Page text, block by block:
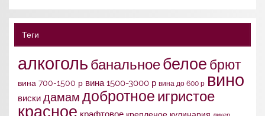
Теги
алкоголь банальноебелое брют
вина 700-1500 р вина 1500-3000 р вина до 600 р вино
виски дамам добротное игристое
красное крепленое кулинария